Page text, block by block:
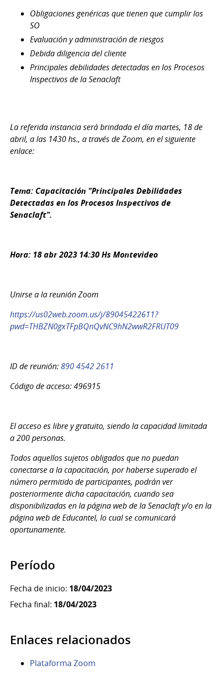
Obligaciones genéricas que tienen que cumplir los
SO
Evaluación y administración de riesgos
Debida diligencia del cliente
Principales debilidades detectadas en los Procesos
Inspectivos de la Senaclaft
La referida instancia será brindada el día martes, 18 de
abril, a las 1430 hs., a través de Zoom, en el siguiente
enlace:
Tema: Capacitación "Principales Debilidades
Detectadas en los Procesos Inspectivos de
Senaclaft".
Hora: 18 abr 2023 14:30 Hs Montevideo
Unirse a la reunión Zoom
https://us02web.zoom.us/j/89045422611?
pwd=THBZN0gxTFpBQnQvNC9hN2wwR2FRUT09
ID de reunión:890 4542 2611
Código de acceso: 496915
El acceso es libre y gratuito, siendo la capacidad limitada
a 200 personas.
Todos aquellos sujetos obligados que no puedan
conectarse a la capacitación, por haberse superado el
número permitido de participantes, podrán ver
posteriormente dicha capacitación, cuando sea
disponibilizadas en la página web de la Senaclaft y/o en la
página web de Educantel, lo cual se comunicará
oportunamente.
Período
Fecha de inicio: 18/04/2023
Fecha final: 18/04/2023
Enlaces relacionados
Plataforma Zoom